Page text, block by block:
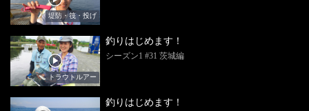
堤防・筏・投げ
トラウトルアー
釣りはじめます！
シーズン1 #31 茨城編
釣りはじめます！